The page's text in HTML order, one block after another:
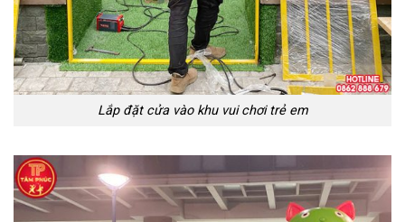
Lắp đặt cửa vào khu vui chơi trẻ em